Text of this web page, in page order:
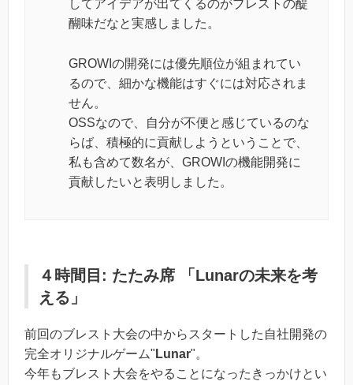
してアイデアが出てくるのがブレストの醍
醐味だなと実感しました。
GROWIの開発には優先順位が組まれてい
るので、細かな機能はすぐには対応されま
せん。
OSSなので、自分が不便と感じているのな
らば、積極的に貢献しようということで、
私も含めて数名が、GROWIの機能開発に
貢献したいと表明しました。
４時間目: たたみ席 「Lunarの未来を考
える」
前回のブレスト大会の中からスタートした自社開発の
完全オリジナルゲーム" Lunar"。
今年もブレスト大会をやることになったきっかけとい